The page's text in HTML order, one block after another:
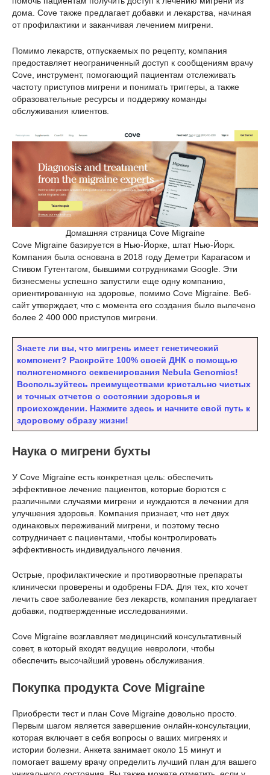
дома. Cove также предлагает добавки и лекарства, начиная
от профилактики и заканчивая лечением мигрени.
Помимо лекарств, отпускаемых по рецепту, компания
предоставляет неограниченный доступ к сообщениям врачу
Cove, инструмент, помогающий пациентам отслеживать
частоту приступов мигрени и понимать триггеры, а также
образовательные ресурсы и поддержку команды
обслуживания клиентов.
Домашняя страница Cove Migraine
Cove Migraine базируется в Нью-Йорке, штат Нью-Йорк.
Компания была основана в 2018 году Деметри Карагасом и
Стивом Гутентагом, бывшими сотрудниками Google. Эти
бизнесмены успешно запустили еще одну компанию,
ориентированную на здоровье, помимо Cove Migraine. Веб-
сайт утверждает, что с момента его создания было вылечено
более 2 400 000 приступов мигрени.
Знаете ли вы, что мигрень имеет генетический
компонент? Раскройте 100% своей ДНК с помощью
полногеномного секвенирования Nebula Genomics!
Воспользуйтесь преимуществами кристально чистых
и точных отчетов о состоянии здоровья и
происхождении. Нажмите здесь и начните свой путь к
здоровому образу жизни!
Наука о мигрени бухты
У Cove Migraine есть конкретная цель: обеспечить
эффективное лечение пациентов, которые борются с
различными случаями мигрени и нуждаются в лечении для
улучшения здоровья. Компания признает, что нет двух
одинаковых переживаний мигрени, и поэтому тесно
сотрудничает с пациентами, чтобы контролировать
эффективность индивидуального лечения.
Острые, профилактические и противорвотные препараты
клинически проверены и одобрены FDA. Для тех, кто хочет
лечить свое заболевание без лекарств, компания предлагает
добавки, подтвержденные исследованиями.
Cove Migraine возглавляет медицинский консультативный
совет, в который входят ведущие неврологи, чтобы
обеспечить высочайший уровень обслуживания.
Покупка продукта Cove Migraine
Приобрести тест и план Cove Migraine довольно просто.
Первым шагом является завершение онлайн-консультации,
которая включает в себя вопросы о ваших мигренях и
истории болезни. Анкета занимает около 15 минут и
помогает вашему врачу определить лучший план для вашего